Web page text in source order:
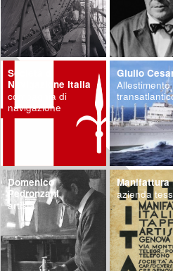
Società di
Navigazione Italia
compagnia di
navigazione
Giulio
Allestimento
Domenico
Pedronzani
artista
Manifattura
azienda